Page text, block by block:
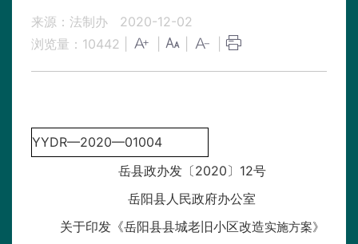
来源：法制办
2020-12-02
浏览量： 10442
YYDR—2020—01004
岳县政办发〔2020〕12号
岳阳县人民政府办公室
关于印发《岳阳县县城老旧小区改造实施方案》